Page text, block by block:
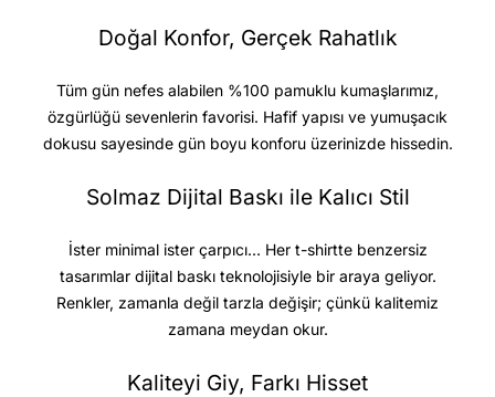
Doğal Konfor, Gerçek Rahatlık
Tüm gün nefes alabilen %100 pamuklu kumaşlarımız,
özgürlüğü sevenlerin favorisi. Hafif yapısı ve yumuşacık
dokusu sayesinde gün boyu konforu üzerinizde hissedin.
Solmaz Dijital Baskı ile Kalıcı Stil
İster minimal ister çarpıcı… Her t-shirtte benzersiz
tasarımlar dijital baskı teknolojisiyle bir araya geliyor.
Renkler, zamanla değil tarzla değişir; çünkü kalitemiz
zamana meydan okur.
Kaliteyi Giy, Farkı Hisset